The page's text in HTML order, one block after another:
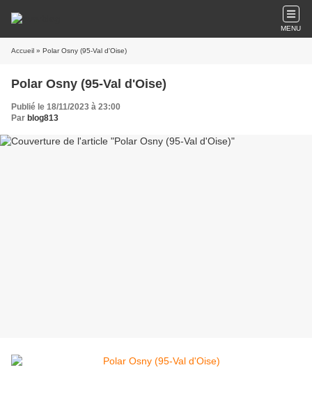
MENU
Accueil » Polar Osny (95-Val d'Oise)
Polar Osny (95-Val d'Oise)
Publié le 18/11/2023 à 23:00
Par blog813